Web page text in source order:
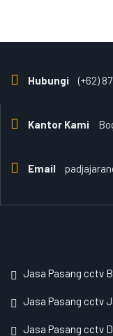
Hubungi (+62)
Kantor Kami
Email
Jasa Pasang cctv
Jasa Pasang cctv
Jasa Pasang cctv